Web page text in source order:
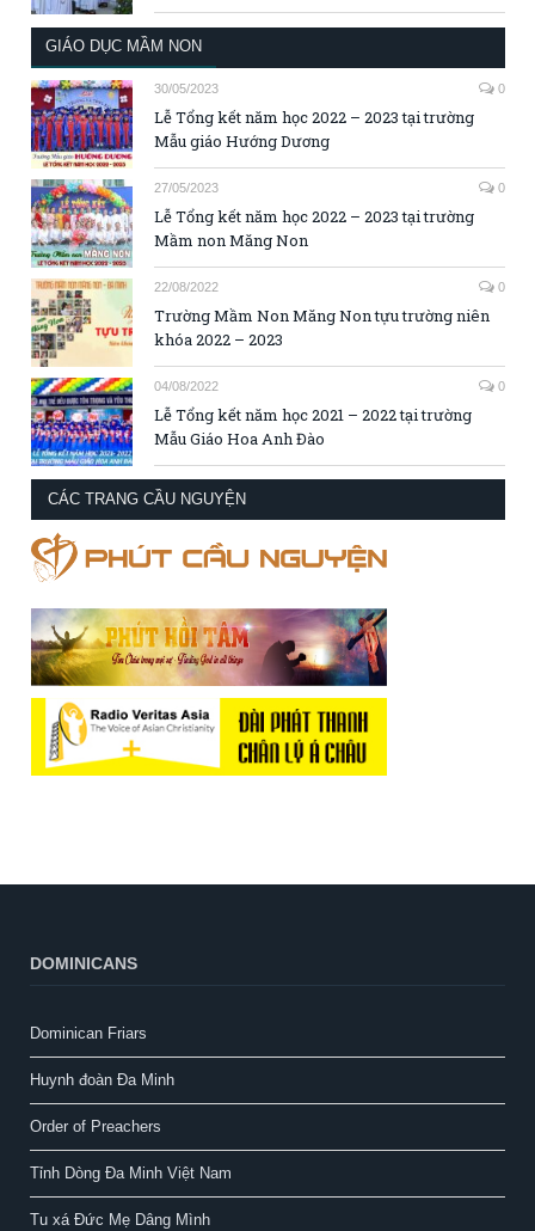
GIÁO DỤC MẦM NON
30/05/2023 0
Lễ Tổng kết năm học 2022 – 2023 tại trường
Mẫu giáo Hướng Dương
27/05/2023 0
Lễ Tổng kết năm học 2022 – 2023 tại trường
Mầm non Măng Non
22/08/2022 0
Trường Mầm Non Măng Non tựu trường niên
khóa 2022 – 2023
04/08/2022 0
Lễ Tổng kết năm học 2021 – 2022 tại trường
Mẫu Giáo Hoa Anh Đào
CÁC TRANG CẦU NGUYỆN
DOMINICANS
Dominican Friars
Huynh đoàn Đa Minh
Order of Preachers
Tỉnh Dòng Đa Minh Việt Nam
Tu xá Đức Mẹ Dâng Mình